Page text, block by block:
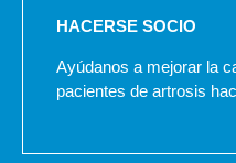
HACERSE SOCIO
Ayúdanos a mejorar la
pacientes de artrosis